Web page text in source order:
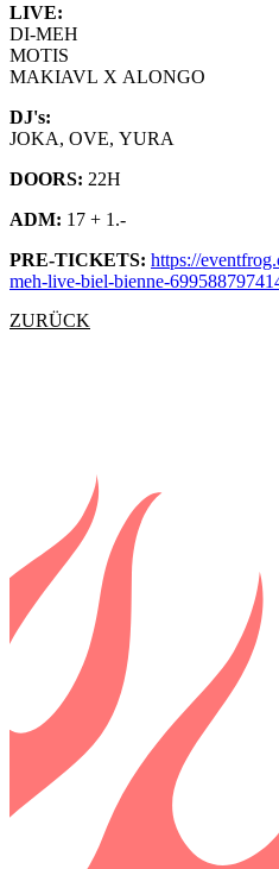
LIVE:
DI-MEH
MOTIS
MAKIAVL X ALONGO
DJ's:
JOKA, OVE, YURA
DOORS: 22H
ADM: 17 + 1.-
PRE-TICKETS: https://
meh-live-biel-bienne-
ZURÜCK